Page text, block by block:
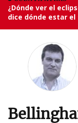
¿Dónde ver el
dice dónde estar el